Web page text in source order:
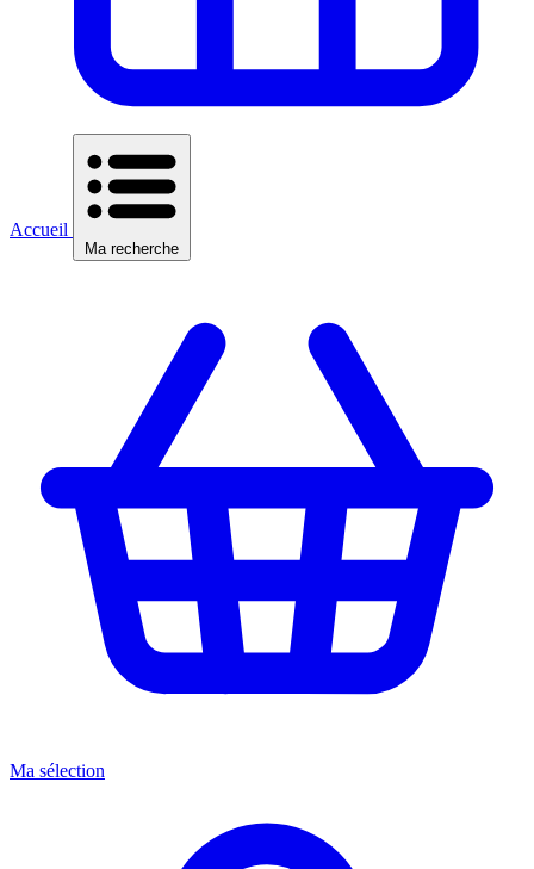
Accueil
Ma recherche
Ma sélection